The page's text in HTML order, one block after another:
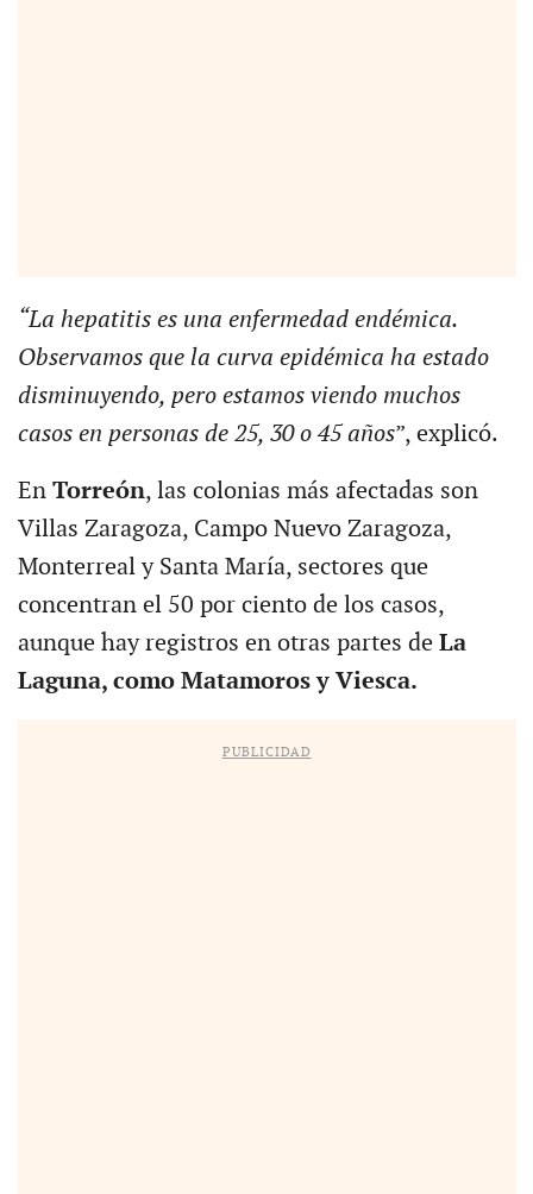
“La hepatitis es una enfermedad endémica.
Observamos que la curva epidémica ha estado
disminuyendo, pero estamos viendo muchos
casos en personas de 25, 30 o 45 años”, explicó.
En Torreón, las colonias más afectadas son
Villas Zaragoza, Campo Nuevo Zaragoza,
Monterreal y Santa María, sectores que
concentran el 50 por ciento de los casos,
aunque hay registros en otras partes de La
Laguna, como Matamoros y Viesca.
PUBLICIDAD